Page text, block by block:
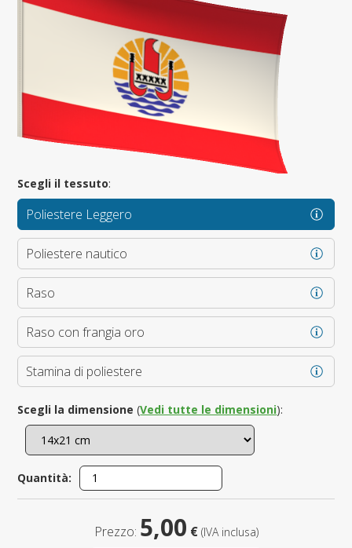
Scegli il tessuto:
Poliestere Leggero
Poliestere nautico
Raso
Raso con frangia oro
Stamina di poliestere
Scegli la dimensione (Vedi tutte le dimensioni):
Quantità:
Prezzo: 5,00 € (IVA inclusa)